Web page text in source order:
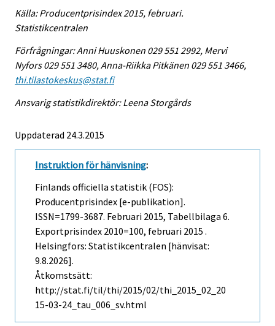
Källa: Producentprisindex 2015, februari.
Statistikcentralen
Förfrågningar: Anni Huuskonen 029 551 2992, Mervi
Nyfors 029 551 3480, Anna-Riikka Pitkänen 029 551 3466,
thi.tilastokeskus@stat.fi
Ansvarig statistikdirektör: Leena Storgårds
Uppdaterad 24.3.2015
Instruktion för hänvisning:
Finlands officiella statistik (FOS):
Producentprisindex [e-publikation].
ISSN=1799-3687. Februari 2015, Tabellbilaga 6.
Exportprisindex 2010=100, februari 2015 .
Helsingfors: Statistikcentralen [hänvisat:
9.8.2026].
Åtkomstsätt:
http://stat.fi/til/thi/2015/02/thi_2015_02_20
15-03-24_tau_006_sv.html